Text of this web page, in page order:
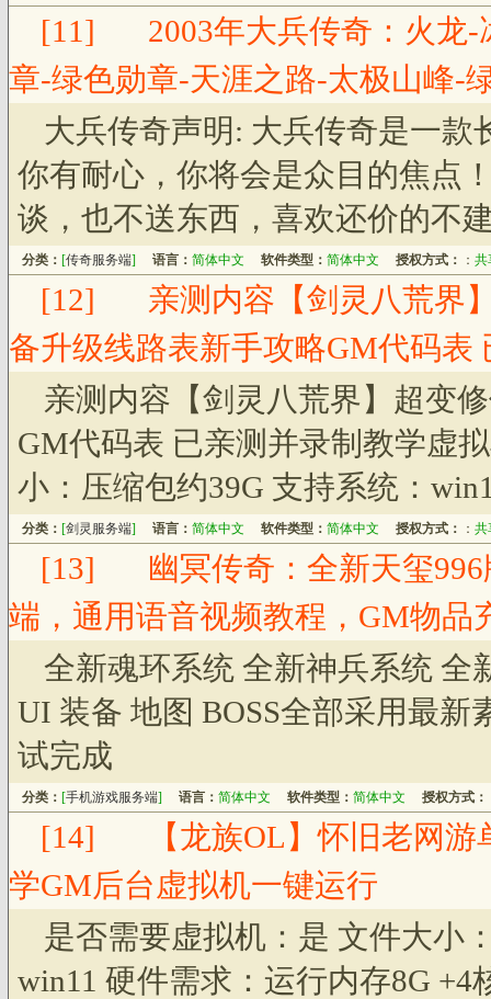
[11]
2003年大兵传奇：火龙
章-绿色勋章-天涯之路-太极山峰-
大兵传奇声明: 大兵传奇是一
你有耐心，你将会是众目的焦点
谈，也不送东西，喜欢还价的不
分类： [传奇服务端] 语言： 简体中文 软件类型： 简体中文 授权方式： ： 共
[12]
亲测内容【剑灵八荒界
备升级线路表新手攻略GM代码表
亲测内容【剑灵八荒界】超变
GM代码表 已亲测并录制教学虚
小：压缩包约39G 支持系统：
分类： [剑灵服务端] 语言： 简体中文 软件类型： 简体中文 授权方式： ： 共
[13]
幽冥传奇：全新天玺
端，通用语音视频教程，GM物品
全新魂环系统 全新神兵系统 全
UI 装备 地图 BOSS全部采用最
试完成
分类： [手机游戏服务端] 语言： 简体中文 软件类型： 简体中文 授权方式：
[14]
【龙族OL】怀旧老网
学GM后台虚拟机一键运行
是否需要虚拟机：是 文件大小
win11 硬件需求：运行内存8G